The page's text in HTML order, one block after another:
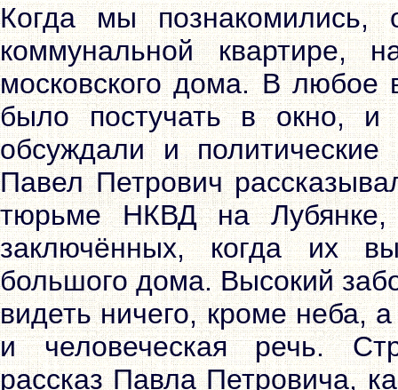
Когда мы
коммунальной квартире,
московского дома. В
было постучать в окно, и
обсуждали и
Павел Петрович
тюрьме НКВД на
заключённых, когда их
большого дома. Высокий
видеть ничего, кроме неба,
и человеческая речь.
рассказ Павла Петровича,